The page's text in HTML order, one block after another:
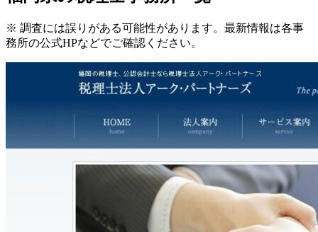
※ 調査には誤りがある可能性があります。最新情報は各事
務所の公式HPなどでご確認ください。